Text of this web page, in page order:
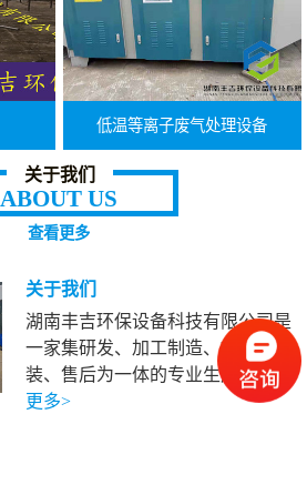
低温等离子废气处理设备
关于我们
ABOUT US
查看更多
关于我们
湖南丰吉环保设备科技有限公司是
一家集研发、加工制造、施工安
装、售后为一体的专业生产…查看
更多>